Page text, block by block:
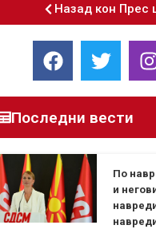
Назад кон Прес
Последни вести
По
и